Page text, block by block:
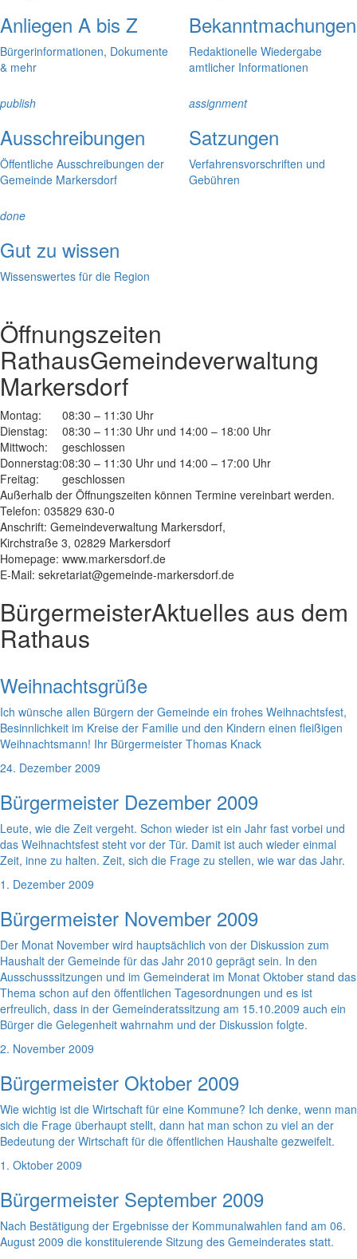
Anliegen A bis Z
Bürgerinformationen, Dokumente
& mehr
Bekanntmachungen
Redaktionelle Wiedergabe
amtlicher Informationen
publish
Ausschreibungen
Öffentliche Ausschreibungen der
Gemeinde Markersdorf
assignment
Satzungen
Verfahrensvorschriften und
Gebühren
done
Gut zu wissen
Wissenswertes für die Region
Öffnungszeiten
RathausGemeindeverwaltung
Markersdorf
Montag:
08:30 – 11:30 Uhr
Dienstag:
08:30 – 11:30 Uhr und 14:00 – 18:00 Uhr
Mittwoch:
geschlossen
Donnerstag:08:30 – 11:30 Uhr und 14:00 – 17:00 Uhr
Freitag:
geschlossen
Außerhalb der Öffnungszeiten können Termine vereinbart werden.
Telefon: 035829 630-0
Anschrift: Gemeindeverwaltung Markersdorf,
Kirchstraße 3, 02829 Markersdorf
Homepage: www.markersdorf.de
E-Mail: sekretariat@gemeinde-markersdorf.de
BürgermeisterAktuelles aus dem
Rathaus
Weihnachtsgrüße
Ich wünsche allen Bürgern der Gemeinde ein frohes Weihnachtsfest,
Besinnlichkeit im Kreise der Familie und den Kindern einen fleißigen
Weihnachtsmann! Ihr Bürgermeister Thomas Knack
24. Dezember 2009
Bürgermeister Dezember 2009
Leute, wie die Zeit vergeht. Schon wieder ist ein Jahr fast vorbei und
das Weihnachtsfest steht vor der Tür. Damit ist auch wieder einmal
Zeit, inne zu halten. Zeit, sich die Frage zu stellen, wie war das Jahr.
1. Dezember 2009
Bürgermeister November 2009
Der Monat November wird hauptsächlich von der Diskussion zum
Haushalt der Gemeinde für das Jahr 2010 geprägt sein. In den
Ausschusssitzungen und im Gemeinderat im Monat Oktober stand das
Thema schon auf den öffentlichen Tagesordnungen und es ist
erfreulich, dass in der Gemeinderatssitzung am 15.10.2009 auch ein
Bürger die Gelegenheit wahrnahm und der Diskussion folgte.
2. November 2009
Bürgermeister Oktober 2009
Wie wichtig ist die Wirtschaft für eine Kommune? Ich denke, wenn man
sich die Frage überhaupt stellt, dann hat man schon zu viel an der
Bedeutung der Wirtschaft für die öffentlichen Haushalte gezweifelt.
1. Oktober 2009
Bürgermeister September 2009
Nach Bestätigung der Ergebnisse der Kommunalwahlen fand am 06.
August 2009 die konstituierende Sitzung des Gemeinderates statt.